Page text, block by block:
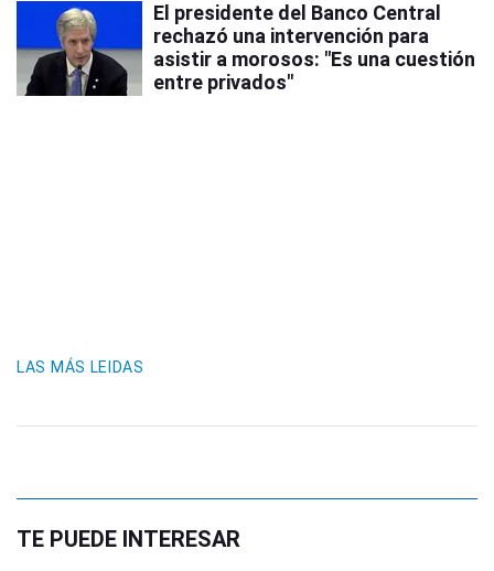
El presidente del Banco Central
rechazó una intervención para
asistir a morosos: "Es una cuestión
entre privados"
LAS MÁS LEIDAS
TE PUEDE INTERESAR